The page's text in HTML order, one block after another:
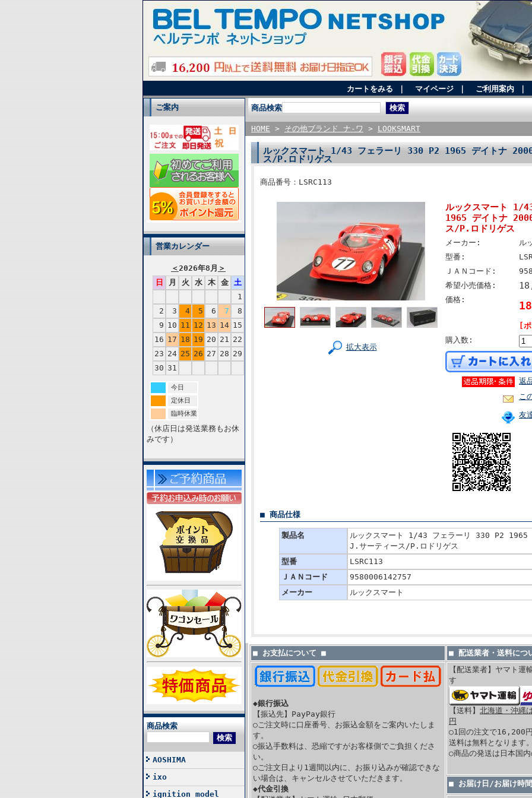
カートをみる マイページ ご利用案内
ご案内
営業カレンダー
＜2026年8月 ＞
日
月 火 水 木 金
土
1
2
3 4 5 6 7
8
9 10 11 12 13 14 15
16 17 18 19 20 21 22
23 24 25 26 27 28 29
30 31
今日
定休日
臨時休業
（休店日は発送業務もお休
みです）
商品検索
AOSHIMA
ixo
ignition model
商品検索
HOME > その他ブランド ナ-ワ > LOOKSMART
ルックスマート 1/43 フェラーリ 330 P2 1965 デイトナ
ス/P.ロドリゲス
商品番号：LSRC113
拡大表示
ルックスマート 1/
1965 デイトナ
ス/P.ロドリゲス
メーカー:
ル
型番:
ＪＡＮコード:
希望小売価格:
価格:
[
購入数:
返
こ
友
■ 商品仕様
製品名
ルックスマート 1/43 フェラーリ 330 P2 1965
J.サーティース/P.ロドリゲス
型番
LSRC113
ＪＡＮコード
9580006142757
メーカー
ルックスマート
■ お支払について ■ ■ 配送業者・送料につ
◆銀行振込
【振込先】PayPay銀行
○ご注文時に口座番号、お振込金額をご案内いたしま
す。
○振込手数料は、恐縮ですがお客様側でご負担くださ
い。
○ご注文日より1週間以内に、お振り込みが確認できな
い場合は、キャンセルさせていただきます。
◆代金引換
【配送業者】ヤマト
す
【送料】 北海道・沖
円
○1回の注文で16,200
送料は無料となります
○商品の発送は日本国
■ お届け日/お届け時